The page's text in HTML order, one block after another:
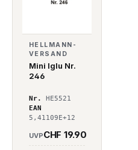
HELLMANN-
VERSAND
Mini Iglu Nr.
246
Nr.
HE5521
EAN
5,41109E+12
UVPCHF 19.90